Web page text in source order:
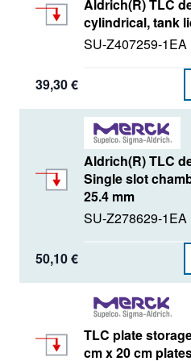
Aldrich(R) TLC
cylindrical, tank
SU-Z407259-1EA
39,30 €
Aldrich(R) TLC
Single slot
25.4 mm
SU-Z278629-1EA
50,10 €
TLC plate
cm x 20 cm